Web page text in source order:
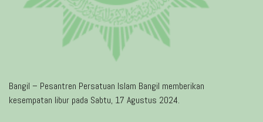
Bangil – Pesantren Persatuan Islam Bangil memberikan
kesempatan libur pada Sabtu, 17 Agustus 2024.